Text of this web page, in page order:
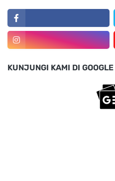
KUNJUNGI KAMI DI GOOGLE